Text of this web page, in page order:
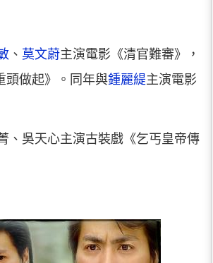
、 莫文蔚主演電影《清官難審》，
頭做起》。同年與鍾麗緹主演電影
、吳天心主演古裝戲《乞丐皇帝傳